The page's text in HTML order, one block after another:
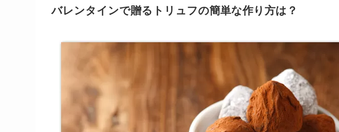
バレンタインで贈るトリュフの簡単な作り方は？